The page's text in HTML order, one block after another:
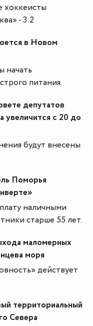
хоккеисты
- 3:2
в Новом
начать
питания.
депутатов
увеличится с 20 до
будут внесены
Поморья
наличными
старше 55 лет.
маломерных
моря
действует
территориальный
Севера